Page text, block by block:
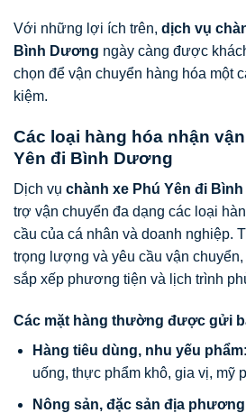
Với những lợi ích trên, dịch vụ
Bình Dương ngày càng được
chọn để vận chuyển hàng hóa một
kiệm.
Các loại hàng hóa nhận
Yên đi Bình Dương
Dịch vụ chành xe Phú Yên đi
trợ vận chuyển đa dạng các loại
cầu của cá nhân và doanh nghiệp.
trọng lượng và yêu cầu vận
sắp xếp phương tiện và lịch trình
Các mặt hàng thường được gửi
Hàng tiêu dùng, nhu yếu phẩm
uống, thực phẩm khô, gia vị, mỹ
Nông sản, đặc sản địa phương